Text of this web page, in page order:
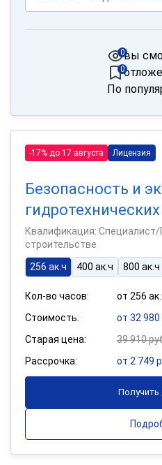
вы
0
0
По
-17% до 17 августа Лицензия
Безопасность и
Квалификация: Специалист/
строительстве
256 ак.ч
400 ак.ч 800 ак.ч
Кол-во часов:
от 256
Стоимость:
от 32 980
Старая цена:
39 910
Рассрочка:
от 2 749
Получить